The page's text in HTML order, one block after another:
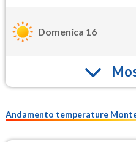
Domenica 16
Andamento temperature